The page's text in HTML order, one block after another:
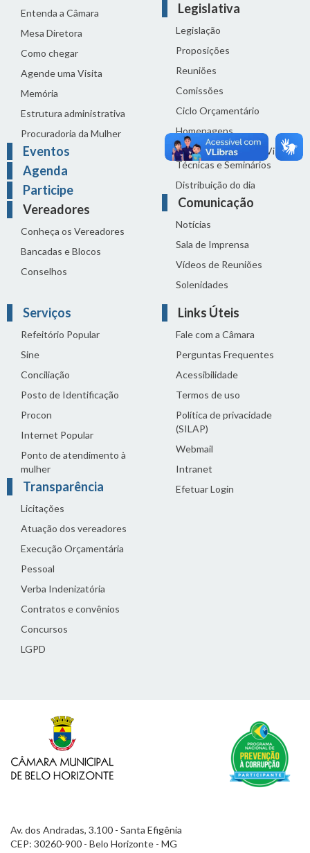
Entenda a Câmara
Mesa Diretora
Como chegar
Agende uma Visita
Memória
Estrutura administrativa
Procuradoria da Mulher
Eventos
Agenda
Participe
Vereadores
Conheça os Vereadores
Bancadas e Blocos
Conselhos
Legislativa
Legislação
Proposições
Reuniões
Comissões
Ciclo Orçamentário
Homenagens
Audiências Públicas, Visitas
Técnicas e Seminários
Distribuição do dia
Comunicação
Notícias
Sala de Imprensa
Vídeos de Reuniões
Solenidades
Serviços
Refeitório Popular
Sine
Conciliação
Posto de Identificação
Procon
Internet Popular
Ponto de atendimento à
mulher
Transparência
Licitações
Atuação dos vereadores
Execução Orçamentária
Pessoal
Verba Indenizatória
Contratos e convênios
Concursos
LGPD
Links Úteis
Fale com a Câmara
Perguntas Frequentes
Acessibilidade
Termos de uso
Política de privacidade
(SILAP)
Webmail
Intranet
Efetuar Login
Av. dos Andradas, 3.100 - Santa Efigênia
CEP: 30260-900 - Belo Horizonte - MG